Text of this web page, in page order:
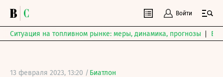
Войти
Ситуация на топливном рынке: меры, динамика, прогнозы
13 февраля 2023, 13:20 / Биатлон